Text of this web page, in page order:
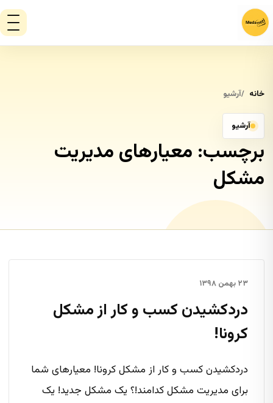
خانه آرشیو
آرشیو
برچسب: معیارهای مدیریت
مشکل
۲۳ بهمن ۱۳۹۸
دردکشیدن کسب و کار از مشکل
کرونا!
دردکشیدن کسب و کار از مشکل کرونا! معیارهای شما
برای مدیریت مشکل کدامند!؟ یک مشکل جدید! یک